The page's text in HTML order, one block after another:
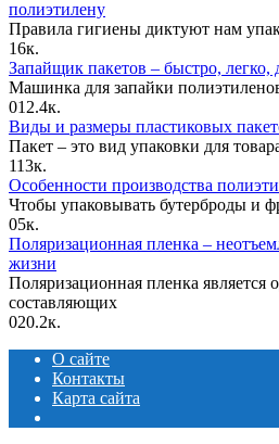
полиэтилену
Правила гигиены диктуют нам
16к.
Запайщик пакетов – быстро, легко,
Машинка для запайки
012.4к.
Виды и размеры пластиковых
Пакет – это вид упаковки для
113к.
Особенности производства
Чтобы упаковывать бутерброды и
05к.
Поляризационная пленка –
жизни
Поляризационная пленка является
составляющих
020.2к.
О сайте
Контакты
Карта сайта